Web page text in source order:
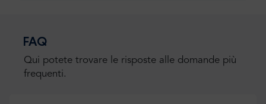
FAQ
Qui potete trovare le risposte alle domande più
frequenti.